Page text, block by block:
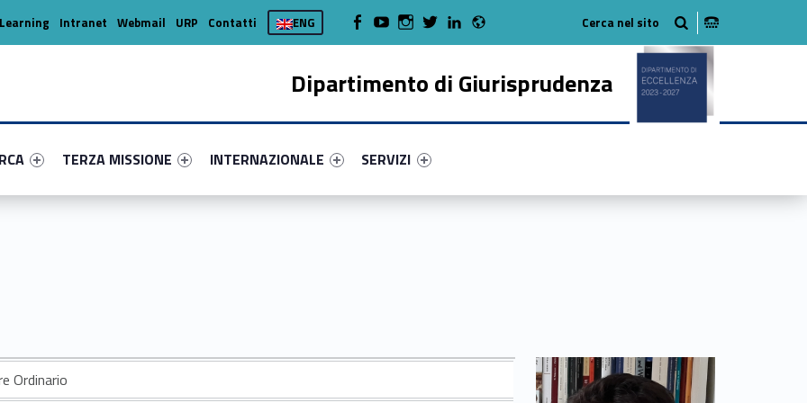
Dipartimento di Giurisprudenza
primary-89766-16
#link-menu-primary-35715-37
Link identifier #link-menu-primary-36983-45
TERZA MISSIONE
Link identifier #link-menu-primary-91586-50
INTERNAZIONALE
Link identifier #link-menu-primary-86909-62
SERVIZI
Intranet Webmail URP Contatti ENG WebMan on Facebook
WebMan on YoutubeWebMan on Instagram
WebMan on TwitterWebMan on LinkedIn
Ordinario